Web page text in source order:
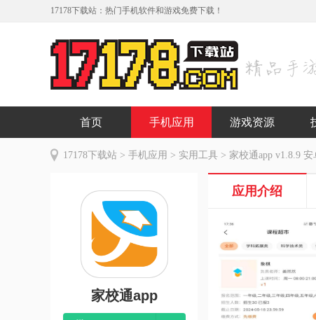
17178下载站：热门手机软件和游戏免费下载！
首页 手机应用 游戏资源
17178下载站 > 手机应用 > 实用工具 > 家校通app v1.8.9 安
家校通app
应用介绍